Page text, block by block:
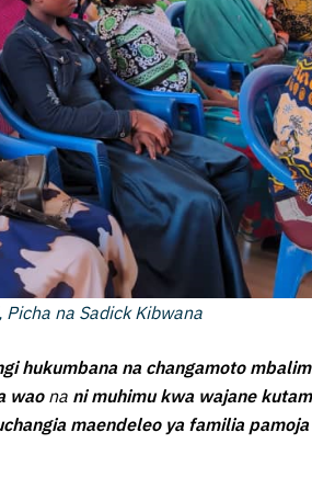
na Sadick Kibwana
hukumbana na changamoto
waona ni muhimu kwa wajane
maendeleo ya familia